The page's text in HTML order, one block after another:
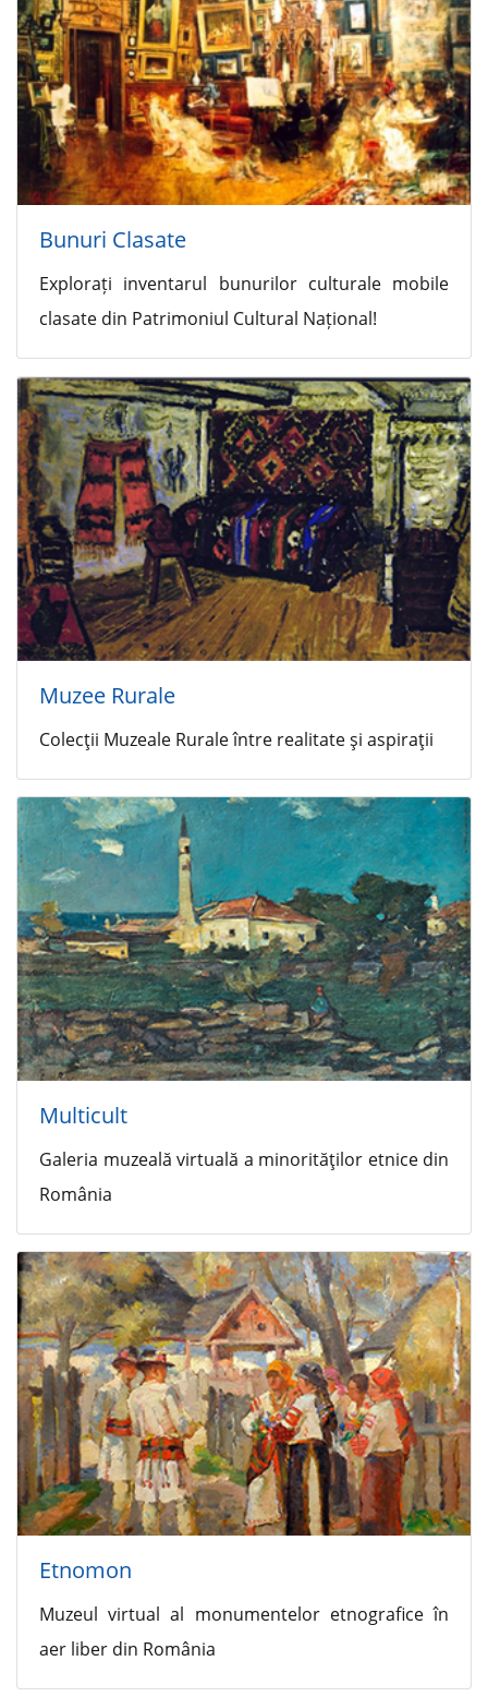
Bunuri Clasate
Explorați inventarul bunurilor culturale mobile
clasate din Patrimoniul Cultural Național!
Muzee Rurale
Colecţii Muzeale Rurale între realitate şi aspiraţii
Multicult
Galeria muzeală virtuală a minorităţilor etnice din
România
Etnomon
Muzeul virtual al monumentelor etnografice în
aer liber din România